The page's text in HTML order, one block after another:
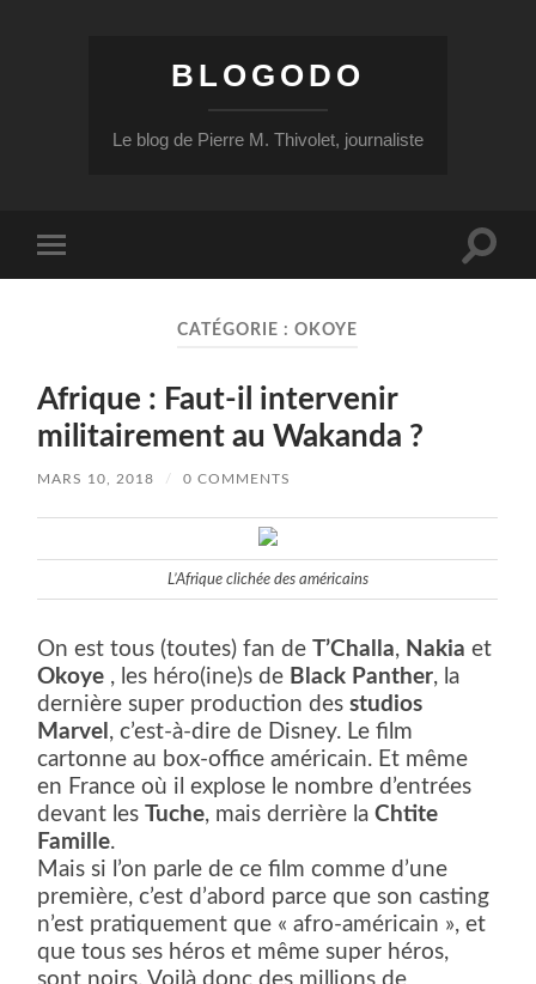
BLOGODO
Le blog de Pierre M. Thivolet, journaliste
mobile
Toggle
CATÉGORIE :OKOYE
Afrique : Faut-il intervenir
militairement au Wakanda ?
MARS 10, 2018 / 0 COMMENTS
L’Afrique clichée des américains
On est tous (toutes) fan de T’Challa, Nakia et
Okoye , les héro(ine)s de Black Panther, la
dernière super production desstudios
Marvel , c’est-à-dire de Disney. Le film
cartonne au box-office américain. Et même
en France où il explose le nombre d’entrées
devant les
Tuche, mais derrière laChtite
Famille.
Mais si l’on parle de ce film comme d’une
première, c’est d’abord parce que son casting
n’est pratiquement que « afro-américain », et
que tous ses héros et même super héros,